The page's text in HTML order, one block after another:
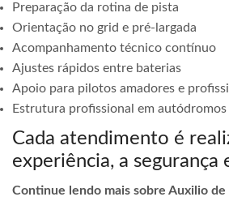
Preparação da rotina de pista
Orientação no grid e pré-largada
Acompanhamento técnico contínuo
Ajustes rápidos entre baterias
Apoio para pilotos amadores e
Estrutura profissional em autódromos
Cada atendimento é
experiência, a
Continue lendo mais sobre Auxilio